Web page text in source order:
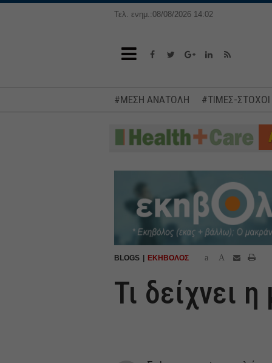
Τελ. ενημ.:08/08/2026 14:02
#ΜΕΣΗ ΑΝΑΤΟΛΗ #ΤΙΜΕΣ-
BLOGS ΕΚΗΒΟΛΟΣ a A
Τι δείχνει